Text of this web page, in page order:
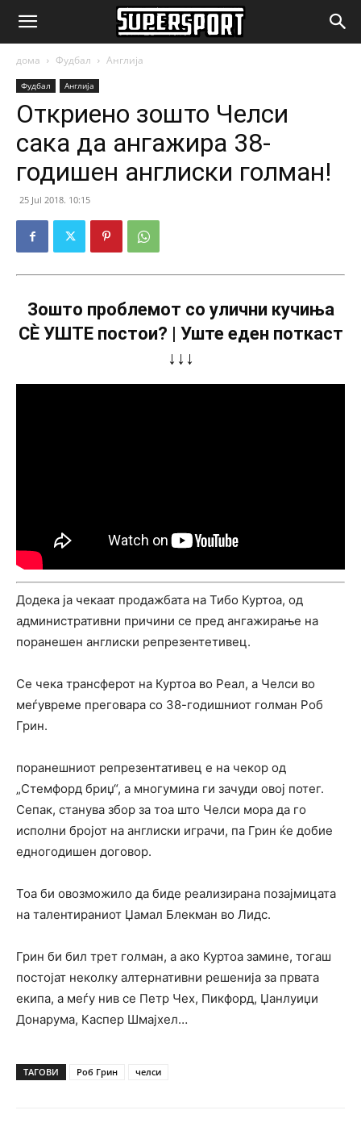
SuperSport.mk
дома Фудбал Англија
Фудбал Англија
Откриено зошто Челси
сака да ангажира 38-
годишен англиски голман!
25 Jul 2018. 10:15
Зошто проблемот со улични кучиња
СÈ УШТЕ постои? | Уште еден поткаст
↓↓↓
Додека ја чекаат продажбата на Тибо Куртоа, од
административни причини се пред ангажирање на
поранешен англиски репрезентетивец.
Се чека трансферот на Куртоа во Реал, а Челси во
меѓувреме преговара со 38-годишниот голман Роб
Грин.
поранешниот репрезентативец е на чекор од
„Стемфорд бриџ“, а многумина ги зачуди овој потег.
Сепак, станува збор за тоа што Челси мора да го
исполни бројот на англиски играчи, па Грин ќе добие
едногодишен договор.
Тоа би овозможило да биде реализирана позајмицата
на талентираниот Џамал Блекман во Лидс.
Грин би бил трет голман, а ако Куртоа замине, тогаш
постојат неколку алтернативни решенија за првата
екипа, а меѓу нив се Петр Чех, Пикфорд, Џанлуиџи
Донарума, Каспер Шмајхел…
ТАГОВИ Роб Грин челси